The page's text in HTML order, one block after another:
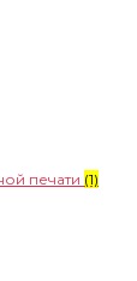
печати (1)